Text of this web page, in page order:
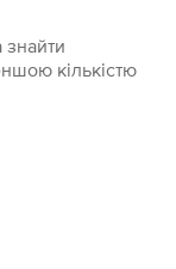
кількістю